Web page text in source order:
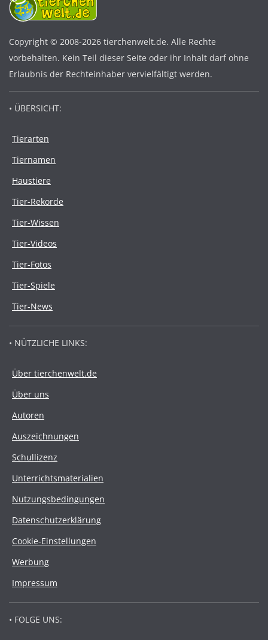
Copyright © 2008-2026 tierchenwelt.de. Alle Rechte
vorbehalten. Kein Teil dieser Seite oder ihr Inhalt darf ohne
Erlaubnis der Rechteinhaber vervielfältigt werden.
• ÜBERSICHT:
Tierarten
Tiernamen
Haustiere
Tier-Rekorde
Tier-Wissen
Tier-Videos
Tier-Fotos
Tier-Spiele
Tier-News
• NÜTZLICHE LINKS:
Über tierchenwelt.de
Über uns
Autoren
Auszeichnungen
Schullizenz
Unterrichtsmaterialien
Nutzungsbedingungen
Datenschutzerklärung
Cookie-Einstellungen
Werbung
Impressum
• FOLGE UNS: